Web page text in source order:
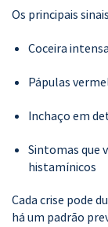
Os principais
Coceira intensa
Pápulas
Inchaço em
Sintomas que
histamínicos
Cada crise pode
há um padrão